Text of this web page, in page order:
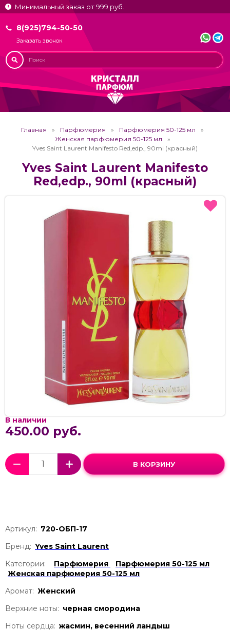
Минимальный заказ от 999 руб.
8(925)794-50-50
Заказать звонок
Главная Парфюмерия
Парфюмерия 50-125 мл
Женская парфюмерия 50-125 мл
Yves Saint Laurent Manifesto Red,edp., 90ml (красный)
Yves Saint Laurent Manifesto
Red,edp., 90ml (красный)
В наличии
450.00 руб.
В КОРЗИНУ
Артикул: 720-ОБП-17
Бренд: Yves Saint Laurent
Категории:
Парфюмерия
Парфюмерия 50-125 мл
Женская парфюмерия 50-125 мл
Аромат: Женский
Верхние ноты: черная смородина
Ноты сердца: жасмин, весенний ландыш